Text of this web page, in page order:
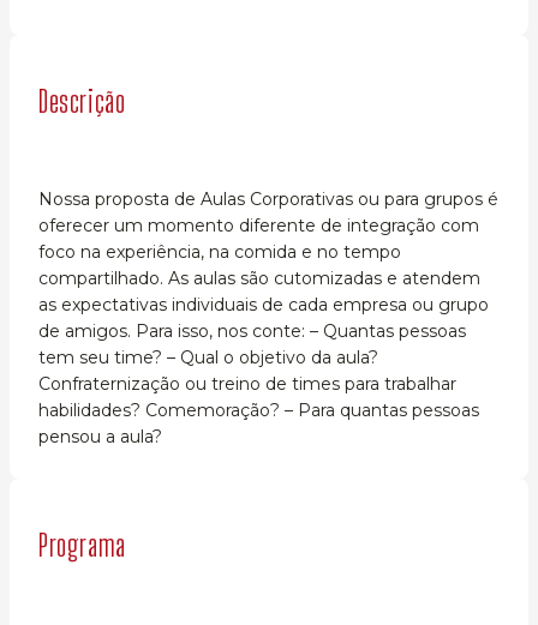
Descrição
Nossa proposta de Aulas Corporativas ou para grupos é
oferecer um momento diferente de integração com
foco na experiência, na comida e no tempo
compartilhado. As aulas são cutomizadas e atendem
as expectativas individuais de cada empresa ou grupo
de amigos. Para isso, nos conte: – Quantas pessoas
tem seu time? – Qual o objetivo da aula?
Confraternização ou treino de times para trabalhar
habilidades? Comemoração? – Para quantas pessoas
pensou a aula?
Programa